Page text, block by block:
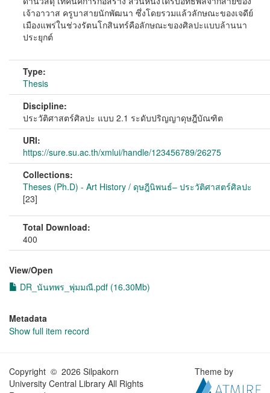
เจ้าอาวาส ครูบาสายนักพัฒนา ซึ่งโดยรวมแล้วลักษณะของเจดีย์
เมืองแพร่ในช่วงรัตนโกสินทร์คือลักษณะของศิลปะแบบล้านนา
ประยุกต์
Type:
Thesis
Discipline:
ประวัติศาสตร์ศิลปะ แบบ 2.1 ระดับปริญญาดุษฎีบัณฑิต
URI:
https://sure.su.ac.th/xmlui/handle/123456789/26275
Collections:
Theses (Ph.D) - Art History / ดุษฎีนิพนธ์– ประวัติศาสตร์ศิลปะ
[23]
Total Download:
400
View/Open
DR_นันทพร_พุ่มมณี.pdf (16.30Mb)
Metadata
Show full item record
Copyright © 2026 Silpakorn
University Central Library All Rights
Theme by